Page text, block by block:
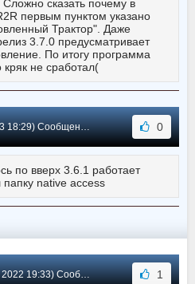
сказать почему в
первым пунктом указано
Трактор". Даже
3.7.0 предусматривает
По итогу программа
кряк не сработал(
Сообщение #3 0
по вверх 3.6.1 работает
native access
19:33) Сообщение #2 1